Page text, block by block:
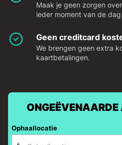
Maak je geen zorgen
ieder moment van de
Geen creditcard
We brengen geen extra
kaartbetalingen.
Ophaallocatie